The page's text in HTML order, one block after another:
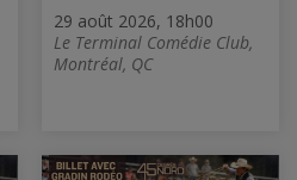
29 août 2026, 18h00
Le Terminal Comédie Club,
Montréal, QC